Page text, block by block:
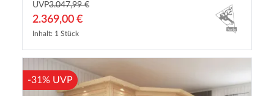
UVP3.047,99 €
2.369,00 €
Inhalt: 1 Stück
-31% UVP